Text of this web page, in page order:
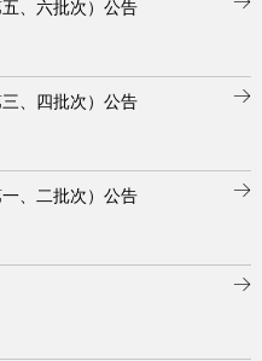
、六批次）公告
、四批次）公告
、二批次）公告